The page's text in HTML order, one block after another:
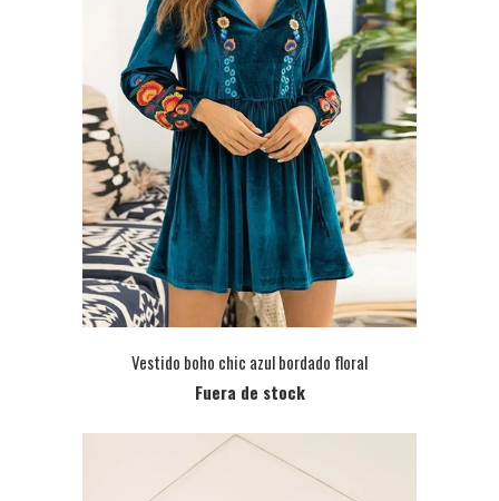
Vestido boho chic azul bordado floral
Fuera de stock